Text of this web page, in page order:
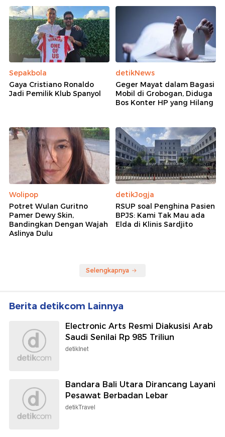
Sepakbola
Gaya Cristiano Ronaldo
Jadi Pemilik Klub Spanyol
detikNews
Geger Mayat dalam Bagasi
Mobil di Grobogan, Diduga
Bos Konter HP yang Hilang
Wolipop
Potret Wulan Guritno
Pamer Dewy Skin,
Bandingkan Dengan Wajah
Aslinya Dulu
detikJogja
RSUP soal Penghina Pasien
BPJS: Kami Tak Mau ada
Elda di Klinis Sardjito
Selengkapnya
Berita detikcom Lainnya
Electronic Arts Resmi Diakusisi Arab
Saudi Senilai Rp 985 Triliun
detikInet
Bandara Bali Utara Dirancang Layani
Pesawat Berbadan Lebar
detikTravel